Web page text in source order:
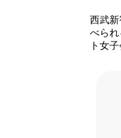
西武
べら
ト女